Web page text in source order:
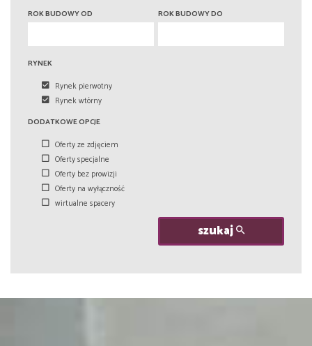
6 pokoi
6 pokoi
ROK BUDOWY OD ROK BUDOWY DO
RYNEK
Rynek pierwotny
Rynek wtórny
DODATKOWE OPCJE
Oferty ze zdjęciem
Oferty specjalne
Oferty bez prowizji
Oferty na wyłączność
wirtualne spacery
szukaj